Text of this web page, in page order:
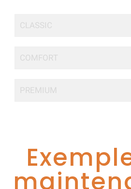
CLASSIC
COMFORT
PREMIUM